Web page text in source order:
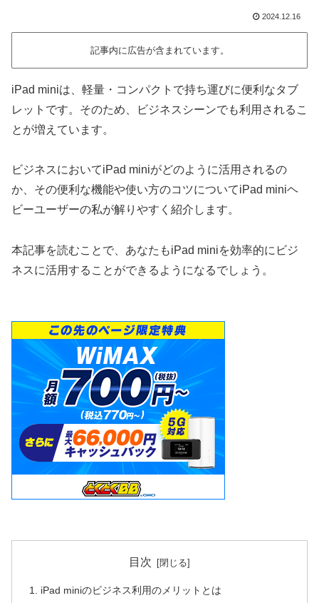
2024.12.16
記事内に広告が含まれています。
iPad miniは、軽量・コンパクトで持ち運びに便利なタブ
レットです。そのため、ビジネスシーンでも利用されるこ
とが増えています。
ビジネスにおいてiPad miniがどのように活用されるの
か、その便利な機能や使い方のコツについてiPad miniヘ
ビーユーザーの私が解りやすく紹介します。
本記事を読むことで、あなたもiPad miniを効率的にビジ
ネスに活用することができるようになるでしょう。
目次
iPad miniのビジネス利用のメリットとは